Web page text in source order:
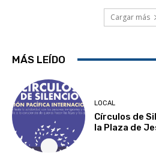
Cargar más
MÁS LEÍDO
LOCAL
Círculos de
la Plaza de